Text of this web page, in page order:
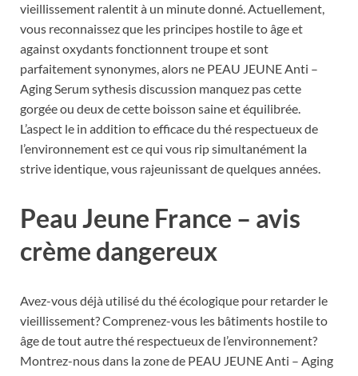
vieillissement ralentit à un minute donné. Actuellement,
vous reconnaissez que les principes hostile to âge et
against oxydants fonctionnent troupe et sont
parfaitement synonymes, alors ne PEAU JEUNE Anti –
Aging Serum sythesis discussion manquez pas cette
gorgée ou deux de cette boisson saine et équilibrée.
L’aspect le in addition to efficace du thé respectueux de
l’environnement est ce qui vous rip simultanément la
strive identique, vous rajeunissant de quelques années.
Peau Jeune France – avis
crème dangereux
Avez-vous déjà utilisé du thé écologique pour retarder le
vieillissement? Comprenez-vous les bâtiments hostile to
âge de tout autre thé respectueux de l’environnement?
Montrez-nous dans la zone de PEAU JEUNE Anti – Aging